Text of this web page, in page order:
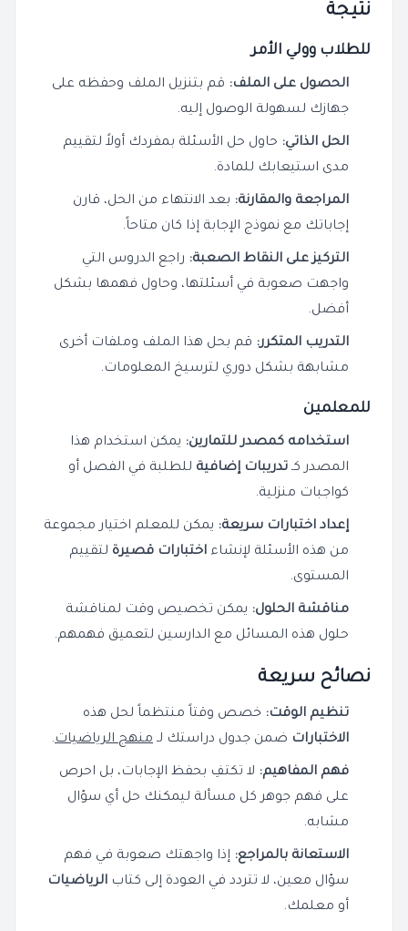
نتيجة
للطلاب وولي الأمر
الحصول على الملف: قم بتنزيل الملف وحفظه على
جهازك لسهولة الوصول إليه.
الحل الذاتي: حاول حل الأسئلة بمفردك أولاً لتقييم
مدى استيعابك للمادة.
المراجعة والمقارنة: بعد الانتهاء من الحل، قارن
إجاباتك مع نموذج الإجابة إذا كان متاحاً.
التركيز على النقاط الصعبة: راجع الدروس التي
واجهت صعوبة في أسئلتها، وحاول فهمها بشكل
أفضل.
التدريب المتكرر: قم بحل هذا الملف وملفات أخرى
مشابهة بشكل دوري لترسيخ المعلومات.
للمعلمين
استخدامه كمصدر للتمارين: يمكن استخدام هذا
المصدر كـ تدريبات إضافية للطلبة في الفصل أو
كواجبات منزلية.
إعداد اختبارات سريعة: يمكن للمعلم اختيار مجموعة
من هذه الأسئلة لإنشاء اختبارات قصيرة لتقييم
المستوى.
مناقشة الحلول: يمكن تخصيص وقت لمناقشة
حلول هذه المسائل مع الدارسين لتعميق فهمهم.
نصائح سريعة
تنظيم الوقت: خصص وقتاً منتظماً لحل هذه
الاختبارات ضمن جدول دراستك لـ منهج الرياضيات.
فهم المفاهيم: لا تكتفِ بحفظ الإجابات، بل احرص
على فهم جوهر كل مسألة ليمكنك حل أي سؤال
مشابه.
الاستعانة بالمراجع: إذا واجهتك صعوبة في فهم
سؤال معين، لا تتردد في العودة إلى كتاب الرياضيات
أو معلمك.